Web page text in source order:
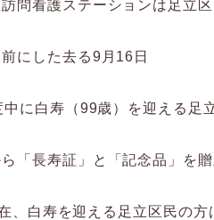
問看護ステーションは足立
にした去る9月16日
に白寿（99歳）を迎える足
「長寿証」と「記念品」を
、白寿を迎える足立区民の方